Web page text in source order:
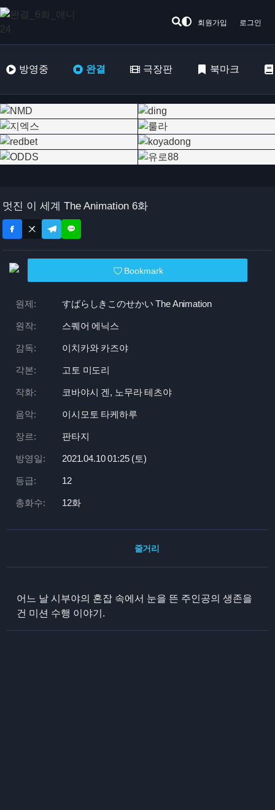
회원가입 로그인
방영중 완결 극장판 북마크
멋진 이 세계 The Animation 6화
Bookmark
원제: すばらしきこのせかい The Animation
원작: 스퀘어 에닉스
감독: 이치카와 카즈야
각본: 고토 미도리
작화: 코바야시 겐, 노무라 테츠야
음악: 이시모토 타케하루
장르: 판타지
방영일: 2021.04.10 01:25 (토)
등급: 12
총화수: 12화
줄거리
어느 날 시부야의 혼잡 속에서 눈을 뜬 주인공의 생존을
건 미션 수행 이야기.